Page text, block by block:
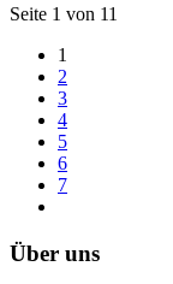
Seite 1 von 11
1
2
3
4
5
6
7
Über uns